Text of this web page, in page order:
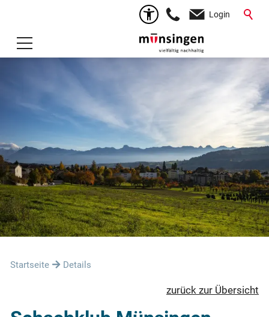
Login
Startseite Details
zurück zur Übersicht